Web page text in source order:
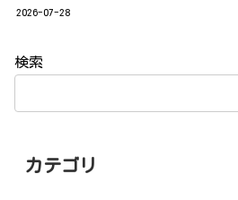
2026-07-28
検索
カテゴリ